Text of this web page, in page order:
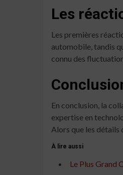
Les
Les premières
automobile, tandis
connu des
En conclusion, la
expertise en
Alors que les détails
À lire aussi
Le Plus Grand